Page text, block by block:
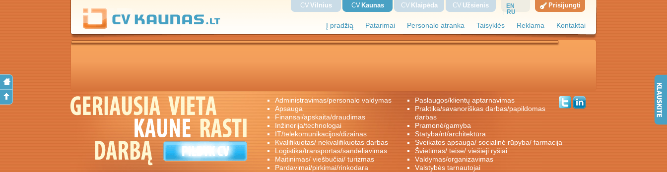
Į pradžią Patarimai Personalo atranka Taisyklės Reklama Kontaktai
CV Vilnius CV Kaunas CV Klaipėda CV Užsienis
EN
RU
Prisijungti
administravimas/personalo valdymas
apsauga
finansai/apskaita/draudimas
inžinerija/technologai
IT/telekomunikacijos/dizainas
kvalifikuotas/ nekvalifikuotas darbas
logistika/transportas/sandėliavimas
maitinimas/ viešbučiai/ turizmas
pardavimai/pirkimai/rinkodara
paslaugos/klientų aptarnavimas
praktika/savanoriškas darbas/papildomas
darbas
pramonė/gamyba
statyba/nt/architektūra
sveikatos apsauga/ socialinė rūpyba/ farmacija
švietimas/ teisė/ viešieji ryšiai
valdymas/organizavimas
valstybės tarnautojai